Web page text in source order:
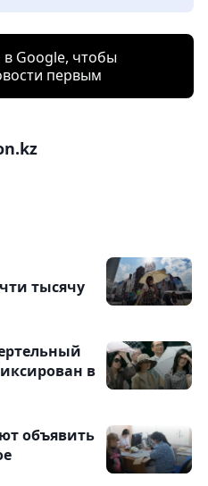
Google, чтобы
первым
тысячу
в
объявить